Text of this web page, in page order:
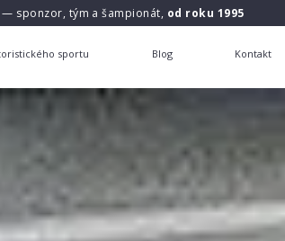
sponzor, tým a šampionát, od roku 1995
sportu Blog Kontakt